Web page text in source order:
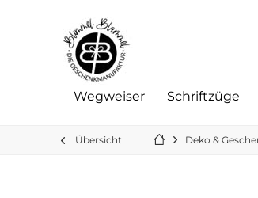
Wegweiser Schriftzüge
Übersicht Deko &